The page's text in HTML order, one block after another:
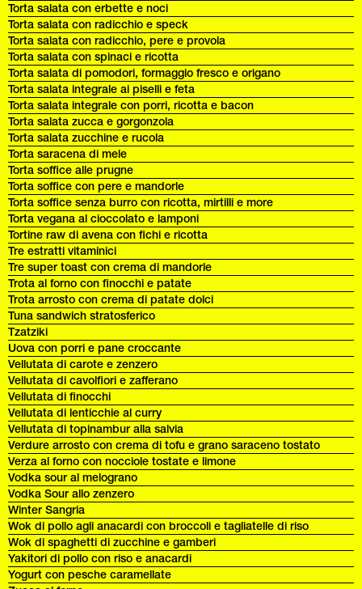
Torta salata con erbette e noci
Torta salata con radicchio e speck
Torta salata con radicchio, pere e provola
Torta salata con spinaci e ricotta
Torta salata di pomodori, formaggio fresco e origano
Torta salata integrale ai piselli e feta
Torta salata integrale con porri, ricotta e bacon
Torta salata zucca e gorgonzola
Torta salata zucchine e rucola
Torta saracena di mele
Torta soffice alle prugne
Torta soffice con pere e mandorle
Torta soffice senza burro con ricotta, mirtilli e more
Torta vegana al cioccolato e lamponi
Tortine raw di avena con fichi e ricotta
Tre estratti vitaminici
Tre super toast con crema di mandorle
Trota al forno con finocchi e patate
Trota arrosto con crema di patate dolci
Tuna sandwich stratosferico
Tzatziki
Uova con porri e pane croccante
Vellutata di carote e zenzero
Vellutata di cavolfiori e zafferano
Vellutata di finocchi
Vellutata di lenticchie al curry
Vellutata di topinambur alla salvia
Verdure arrosto con crema di tofu e grano saraceno tostato
Verza al forno con nocciole tostate e limone
Vodka sour al melograno
Vodka Sour allo zenzero
Winter Sangria
Wok di pollo agli anacardi con broccoli e tagliatelle di riso
Wok di spaghetti di zucchine e gamberi
Yakitori di pollo con riso e anacardi
Yogurt con pesche caramellate